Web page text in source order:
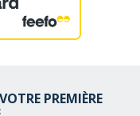
PREMIÈRE